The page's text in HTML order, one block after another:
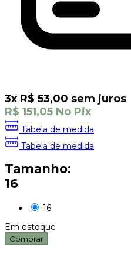
3x R$ 53,00 sem juros
R$ 151,05 No Pix
Tabela de medida
Tabela de medida
Tamanho:
16
16
Em estoque
Comprar